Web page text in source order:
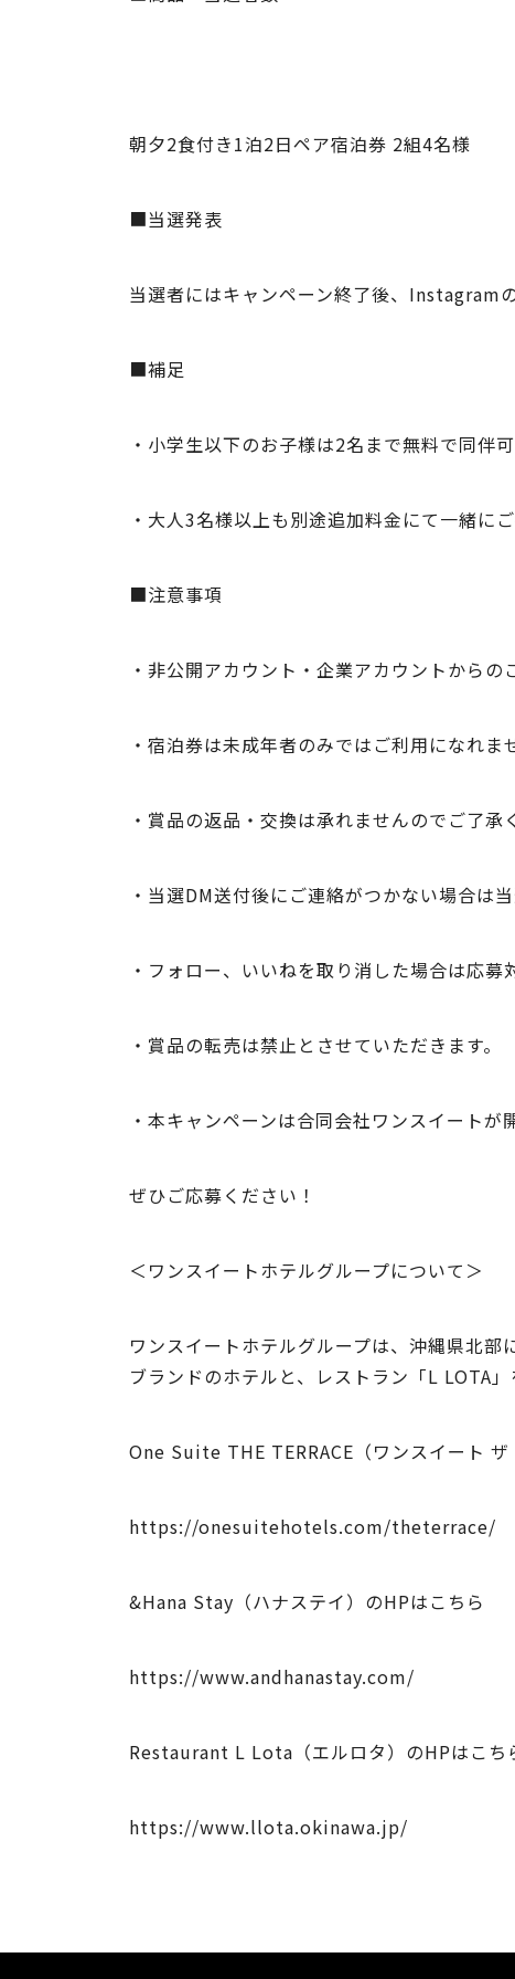
朝夕2食付き1泊2日ペア宿泊券 2組4名様
■当選発表
当選者にはキャンペーン終了後、Instagram
■補足
・小学生以下のお子様は2名まで無料で同伴
・大人3名様以上も別途追加料金にて一緒に
■注意事項
・非公開アカウント・企業アカウントからの
・宿泊券は未成年者のみではご利用になれま
・賞品の返品・交換は承れませんのでご了承
・当選DM送付後にご連絡がつかない場合は
・フォロー、いいねを取り消した場合は応募
・賞品の転売は禁止とさせていただきます。
・本キャンペーンは合同会社ワンスイート
ぜひご応募ください！
＜ワンスイートホテルグループについて＞
ワンスイートホテルグループは、沖縄県北
ブランドのホテルと、レストラン「L LOTA」
One Suite THE TERRACE（ワンスイート
https://onesuitehotels.com/theterrace/
&Hana Stay（ハナステイ）のHPはこちら
https://www.andhanastay.com/
Restaurant L Lota（エルロタ）のHPはこち
https://www.llota.okinawa.jp/